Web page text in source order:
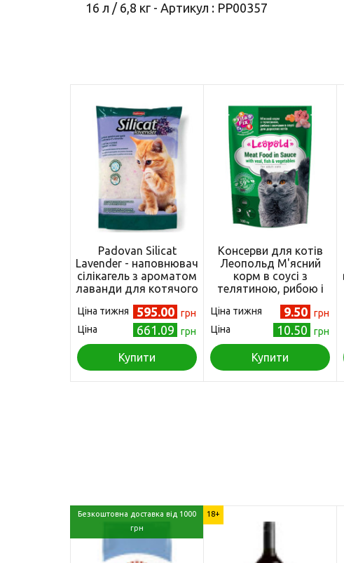
16 л / 6,8 кг - Артикул : PP00357
Padovan Silicat
Lavender - наповнювач
сілікагель з ароматом
лаванди для котячого
Ціна тижня 595.00 грн
Ціна
661.09 грн
Купити
Консерви для котів
Леопольд М'ясний
корм в соусі з
телятиною, рибою і
(4820185491815)
Ціна тижня 9.50 грн
Ціна
10.50 грн
Купити
Безкоштовна доставка від 1000
грн
18+